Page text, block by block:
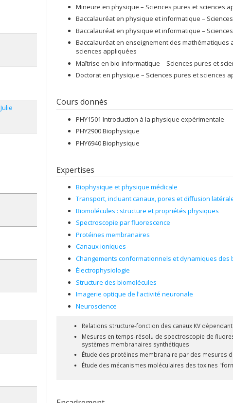
Mineure en physique – Sciences pures et sciences
Baccalauréat en physique et informatique –
Baccalauréat en physique et informatique –
Baccalauréat en enseignement des mathématiques
sciences appliquées
Maîtrise en bio-informatique – Sciences pures et
Doctorat en physique – Sciences pures et sciences
Cours donnés
PHY1501 Introduction à la physique expérimentale
PHY2900 Biophysique
PHY6940 Biophysique
Expertises
Biophysique et physique médicale
Transport, incluant canaux, pores et diffusion
Biomolécules : structure et propriétés physiques
Spectroscopie par fluorescence
Protéines membranaires
Canaux ioniques
Changements conformationnels et dynamiques des
Électrophysiologie
Structure des biomolécules
Imagerie optique de l'activité neuronale
Neuroscience
Relations structure-fonction des canaux KV
Mesures en temps-résolu de spectroscopie de
systèmes membranaires synthétiques
Étude des protéines membranaire par des mesures
Étude des mécanismes moléculaires des toxines
Julie